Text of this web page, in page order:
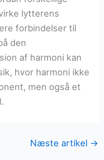
lytterens
forbindelser til
den
af harmoni kan
hvor harmoni ikke
men også et
Næste artikel →